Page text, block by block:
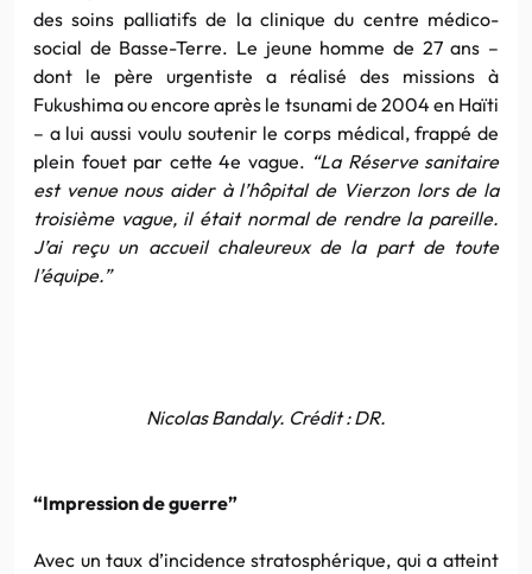
des soins palliatifs de la clinique du centre médico-
social de Basse-Terre. Le jeune homme de 27 ans –
dont le père urgentiste a réalisé des missions à
Fukushima ou encore après le tsunami de 2004 en Haïti
– a lui aussi voulu soutenir le corps médical, frappé de
plein fouet par cette 4e vague. “La Réserve sanitaire
est venue nous aider à l’hôpital de Vierzon lors de la
troisième vague, il était normal de rendre la pareille.
J’ai reçu un accueil chaleureux de la part de toute
l’équipe.”
Nicolas Bandaly. Crédit : DR.
“Impression de guerre”
Avec un taux d’incidence stratosphérique, qui a atteint